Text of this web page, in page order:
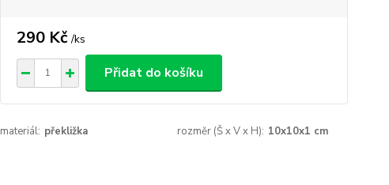
290 Kč /ks
Přidat do košíku
materiál: překližka rozměr (Š x V x H): 10x10x1 cm